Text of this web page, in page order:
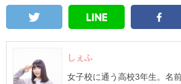
しぇふ
女子校に通う高校3年生。名